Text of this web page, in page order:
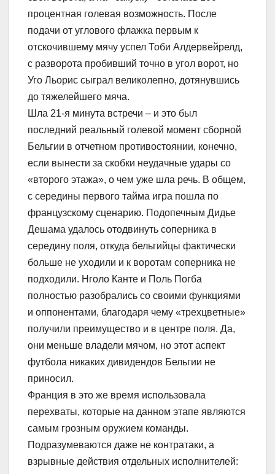
процентная голевая возможность. После
подачи от углового флажка первым к
отскочившему мячу успел Тоби Алдервейрелд,
с разворота пробивший точно в угол ворот, но
Уго Льорис сыграл великолепно, дотянувшись
до тяжелейшего мяча.
Шла 21-я минута встречи – и это был
последний реальный голевой момент сборной
Бельгии в отчетном противостоянии, конечно,
если вынести за скобки неудачные удары со
«второго этажа», о чем уже шла речь. В общем,
с середины первого тайма игра пошла по
французскому сценарию. Подопечным Дидье
Дешама удалось отодвинуть соперника в
середину поля, откуда бельгийцы фактически
больше не уходили и к воротам соперника не
подходили. Нголо Канте и Поль Погба
полностью разобрались со своими функциями
и оппонентами, благодаря чему «трехцветные»
получили преимущество и в центре поля. Да,
они меньше владели мячом, но этот аспект
футбола никаких дивидендов Бельгии не
приносил.
Франция в это же время использовала
перехваты, которые на данном этапе являются
самым грозным оружием команды.
Подразумеваются даже не контратаки, а
взрывные действия отдельных исполнителей: